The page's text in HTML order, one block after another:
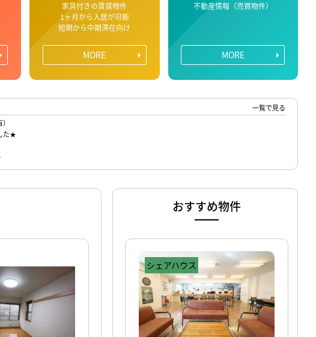
家具付きの賃貸物件
1ヶ月から入居が可能
短期から中期滞在向け
MORE
不動産情報（売買物件）
MORE
一覧で見る
た★
おすすめ物件
シェアハウス